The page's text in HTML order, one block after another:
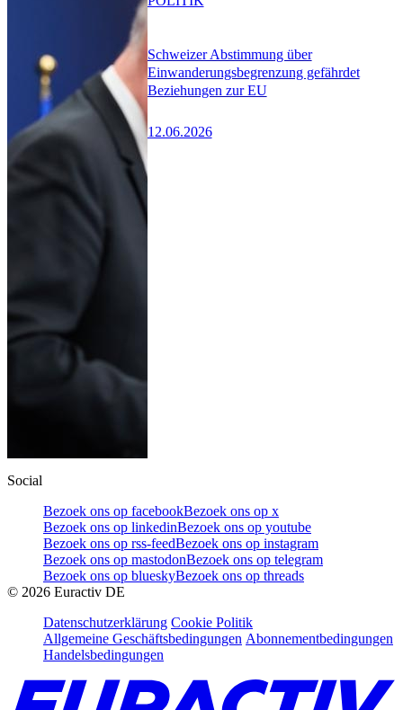
Schweizer Abstimmung über
Einwanderungsbegrenzung gefährdet
Beziehungen zur EU
12.06.2026
Social
Bezoek ons op facebookBezoek ons op x
Bezoek ons op linkedinBezoek ons op youtube
Bezoek ons op rss-feedBezoek ons op instagram
Bezoek ons op mastodonBezoek ons op telegram
Bezoek ons op blueskyBezoek ons op threads
© 2026 Euractiv DE
Datenschutzerklärung Cookie Politik
Allgemeine Geschäftsbedingungen Abonnementbedingungen
Handelsbedingungen